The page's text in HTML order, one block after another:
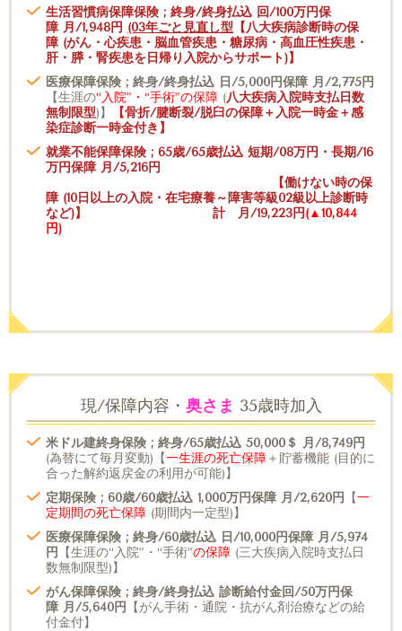
生活習慣病保障保険 ; 終身/終身払込 回/100万円保
障 月/1,948円 (03年ごと見直し型 【八大疾病診断時の保
障 (がん・心疾患・脳血管疾患・糖尿病・高血圧性疾患・
肝・膵・腎疾患を日帰り入院からサポート)】
医療保障保険 ; 終身/終身払込 日/5,000円保障 月/2,775円
【生涯の“入院”・“手術”の保障 (八大疾病入院時支払日数
無制限型)】
【骨折/腱断裂/脱臼の保障＋入院一時金＋感
染症診断一時金付き】
就業不能保障保険 ; 65歳/65歳払込 短期/08万円・長期/16
万円保障 月/5,216円
【働けない時の保
障 (10日以上の入院・在宅療養～障害等級02級以上診断時
など)】 計 月/19,223円(▲10,844
円)
現/保障内容・ 奥さま 35歳時加入
米ドル建終身保険 ; 終身/65歳払込 50,000＄ 月/8,749円
(為替にて毎月変動)【一生涯の死亡保障＋貯蓄機能 (目的に
合った解約返戻金の利用が可能)】
定期保険 ; 60歳/60歳払込 1,000万円保障 月/2,620円
【一
定期間の死亡保障 (期間内一定型)】
医療保障保険 ; 終身/60歳払込 日/10,000円保障 月/5,974
円
【生涯の“入院”・“手術”の保障 (三大疾病入院時支払日
数無制限型)】
がん保障保険 ; 終身/終身払込 診断給付金回/50万円保
障 月/5,640円
【がん手術・通院・抗がん剤治療などの給
付金付】